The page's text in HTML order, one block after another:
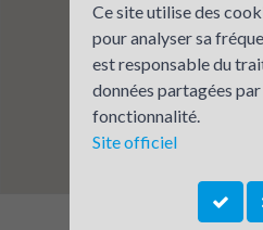
Ce site utilise des
pour analyser sa
est responsable du
données partagées
fonctionnalité.
Site officiel